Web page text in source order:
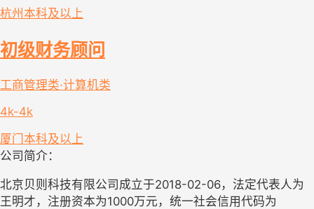
杭州 本科及以上
初级财务顾问
工商管理类·计算机类
4k-4k
厦门本科及以上
公司简介：
北京贝则科技有限公司成立于2018-02-06，法定代表人为
王明才，注册资本为1000万元，统一社会信用代码为